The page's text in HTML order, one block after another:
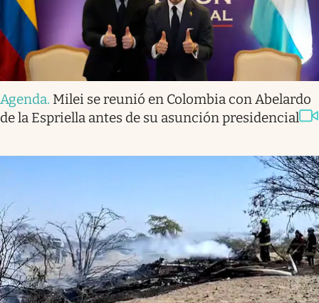
Agenda. Milei se reunió en Colombia con Abelardo
de la Espriella antes de su asunción presidencial